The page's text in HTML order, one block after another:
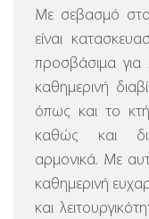
Με σεβασμό
είναι
προσβάσιμα
καθημερινή
όπως και το
καθώς και
αρμονικά. Με
καθημερινή
και